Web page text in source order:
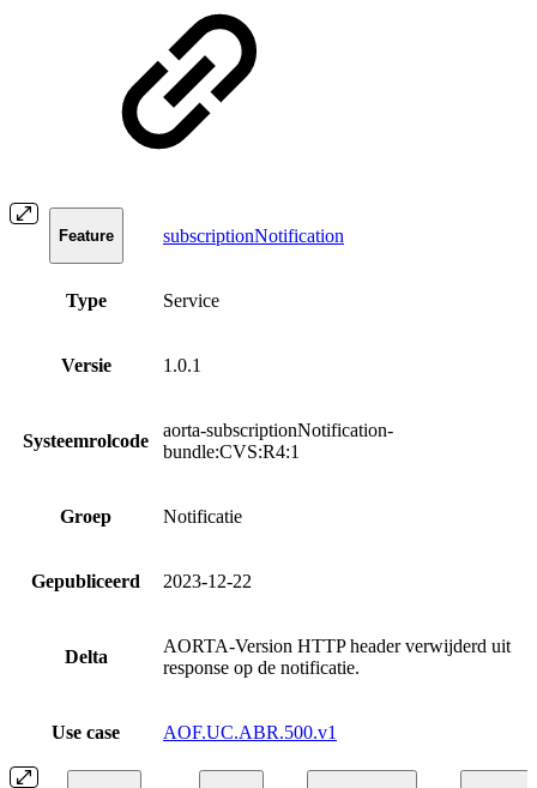
Feature subscriptionNotification
Type Service
Versie 1.0.1
Systeemrolcode
aorta-subscriptionNotification-
bundle:CVS:R4:1
Groep Notificatie
Gepubliceerd 2023-12-22
Delta
AORTA-Version HTTP header verwijderd uit
response op de notificatie.
Use case AOF.UC.ABR.500.v1